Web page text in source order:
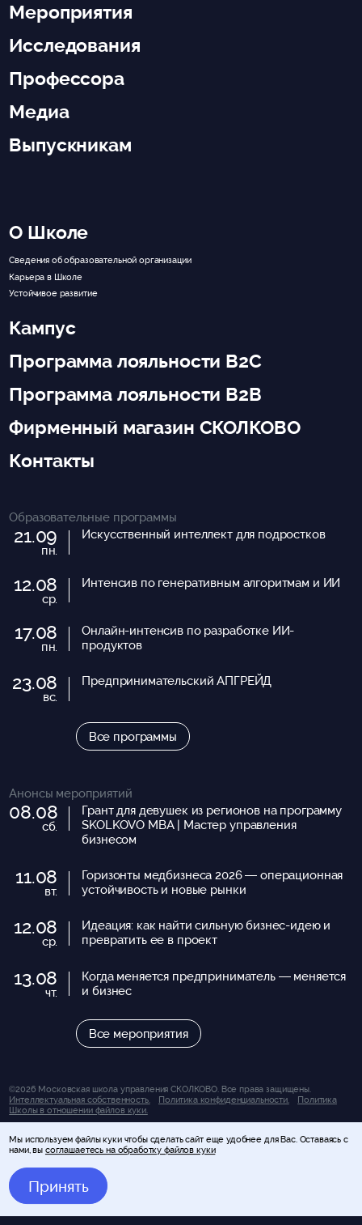
Мероприятия
Исследования
Профессора
Медиа
Выпускникам
О Школе
Сведения об образовательной организации
Карьера в Школе
Устойчивое развитие
Кампус
Программа лояльности B2C
Программа лояльности B2B
Фирменный магазин СКОЛКОВО
Контакты
Образовательные программы
21.09
пн.
Искусственный интеллект для подростков
12.08
ср.
Интенсив по генеративным алгоритмам и ИИ
17.08
пн.
Онлайн-интенсив по разработке ИИ-
продуктов
23.08
вс.
Предпринимательский АПГРЕЙД
Все программы
Анонсы мероприятий
08.08
сб.
Грант для девушек из регионов на программу
SKOLKOVO MBA | Мастер управления
бизнесом
11.08
вт.
Горизонты медбизнеса 2026 — операционная
устойчивость и новые рынки
12.08
ср.
Идеация: как найти сильную бизнес-идею и
превратить ее в проект
13.08
чт.
Когда меняется предприниматель — меняется
и бизнес
Все мероприятия
©2026 Московская школа управления СКОЛКОВО. Все права защищены.
Интеллектуальная собственность.
Политика конфиденциальности.
Политика
Школы в отношении файлов куки.
справочный характер и ни при каких условиях не является публичной офертой,
определяемой положениями статьи 437 Гражданского кодекса Российской
подробной информации об условиях обучения и оказания иных услуг Вы можете
обратиться к консультантам Школы управления СКОЛКОВО.
Мы используем файлы куки чтобы сделать сайт еще удобнее для Вас. Оставаясь с
нами, вы соглашаетесь на обработку файлов куки
Принять